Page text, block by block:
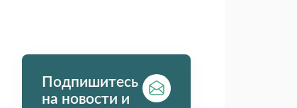
Подпишитесь
на новости и